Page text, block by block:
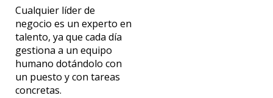
Cualquier líder de
negocio es un experto en
talento, ya que cada día
gestiona a un equipo
humano dotándolo con
un puesto y con tareas
concretas.